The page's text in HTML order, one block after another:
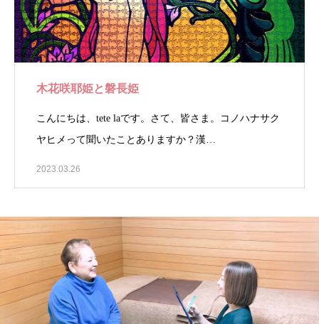
木花咲耶姫と磐長姫
こんにちは、tete laです。さて、皆さま。コノハナサク
ヤヒメって聞いたことありますか？漢…
2023.03.26